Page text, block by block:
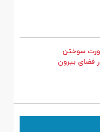
سوختن
فضای بیرون